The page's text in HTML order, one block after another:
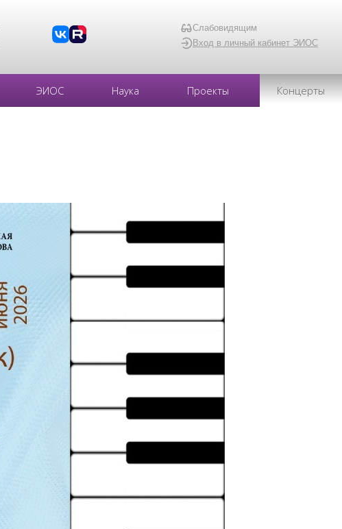
Слабовидящим
Вход в личный кабинет ЭИОС
ЭИОС Наука Проекты Концерты